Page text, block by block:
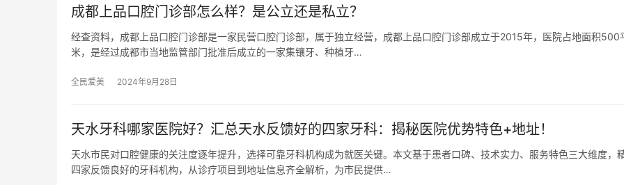
成都上品口腔门诊部怎么样？是公立还是私立？
经查资料，成都上品口腔门诊部是一家民营口腔门诊部，属于独立经营，成都上品口腔门诊部成立于2015年，医院占地面积500
米，是经过成都市当地监管部门批准后成立的一家集镶牙、种植牙…
全民爱美 2024年9月28日
天水牙科哪家医院好？汇总天水反馈好的四家牙科：揭秘医院优势特色+地址！
天水市民对口腔健康的关注度逐年提升，选择可靠牙科机构成为就医关键。本文基于患者口碑、技术实力、服务特色三大维度，
四家反馈良好的牙科机构，从诊疗项目到地址信息齐全解析，为市民提供…